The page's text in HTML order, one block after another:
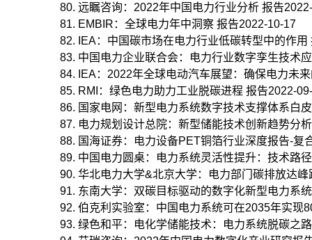
远瞩咨询：2022年中国电力行业分析 报告
EMBIR：全球电力年中洞察 报告2022-10-17
IEA：中国碳市场在电力行业低碳转型中的作
中国电力企业联合会：电力行业数字孪生技术
IEA：2022年全球电动汽车展望：确保电力未
RMI：绿色电力助力工业脱碳进程 报告2022-
国家电网：新型电力系统数字技术支撑体系白
电力规划设计总院：新型储能技术创新趋势分
国海证券：电力设备PET铜箔行业深度报告-
中国电力圆桌：电力系统灵活性提升：技术路
华北电力大学&北京大学：电力部门碳排放达
东南大学：双碳目标驱动的数字化新型电力系
伯克利实验室：中国电力系统可在2035年实现
绿色和平：电化学储能技术：电力系统脱碳之